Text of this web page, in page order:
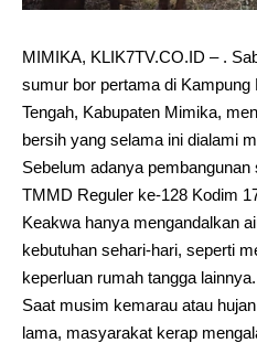
MIMIKA, KLIK7TV.CO.ID – .
sumur bor pertama di
Tengah, Kabupaten Mimika,
bersih yang selama ini dialami
Sebelum adanya
TMMD Reguler ke-128 Kodim
Keakwa hanya mengandalkan
kebutuhan sehari-hari, seperti
keperluan rumah tangga lainnya.
Saat musim kemarau atau
lama, masyarakat kerap